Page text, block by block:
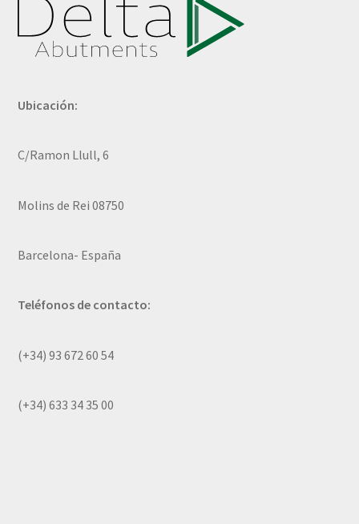
Ubicación:
C/Ramon Llull, 6
Molins de Rei 08750
Barcelona- España
Teléfonos de contacto:
(+34) 93 672 60 54
(+34) 633 34 35 00